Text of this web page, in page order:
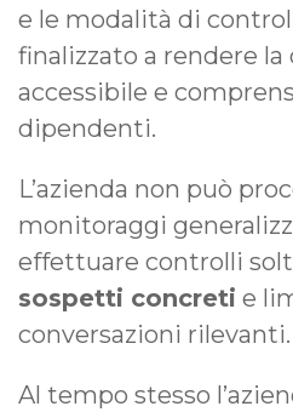
e le modalità di
finalizzato a rendere
accessibile e
dipendenti.
L’azienda non può
monitoraggi
effettuare controlli
sospetti concreti e
conversazioni rilevanti.
Al tempo stesso